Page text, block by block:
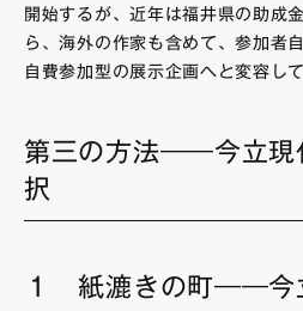
開始するが、近年は福井県の助成
ら、海外の作家も含めて、参加者
自費参加型の展示企画へと変容して
第三の方法――今立現
択
１ 紙漉きの町――今